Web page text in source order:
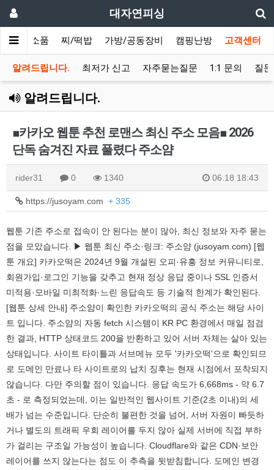
대자연피싱
채비/소품 찌/떡밥 가방/공동장비 캠핑난방 고객센터
알려드립니다. 최저가 신고 자주묻는질문 1:1 문의 질
알려드립니다.
■카카오 웹툰 추천 로맨스 최신 주소 모음■ 2026
단독 숨겨진 자료 풀렸다 주소얌
rider31 0 1340 06.18 18:43
https://jusoyam.com + 335
웹툰 기존 주소로 접속이 안 된다는 분이 많아, 최신 정보와 자주 묻는
점을 모았습니다. ▶ 웹툰 최신 주소·링크: 주소얌 (jusoyam.com) [웹
툰 개요] 카카오떡은 2024년 9월 개설된 오피·유흥 정보 커뮤니티로,
회원가입·로그인 기능을 갖추고 현재 정상 응답 중이나 SSL 인증서
미적용·모바일 미최적화·느린 응답속도 등 기술적 한계가 확인된다.
[웹툰 상세 안내] 주소얌이 확인한 카카오떡의 공식 주소는 해당 사이
트 입니다. 주소얌의 자동 fetch 시스템이 KR PC 환경에서 매일 점검
한 결과, HTTP 상태코드 200을 반환하고 있어 서버 자체는 살아 있는
상태입니다. 사이트 타이틀과 서브메뉴 모두 '카카오떡'으로 확인되므
로 도메인 만료나 타 사이트로의 납치 징후는 현재 시점에서 포착되지
않습니다. 다만 주의할 점이 있습니다. 응답 속도가 6,668ms - 약 6.7
초 - 로 측정되었는데, 이는 일반적인 웹사이트 기준(2초 이내)의 세
배가 넘는 수준입니다. 단순히 불편한 것을 넘어, 서버 자원이 빠듯하
거나 별도의 트래픽 우회 레이어를 두지 않아 실제 서버에 직접 부하
가 걸리는 구조일 가능성이 높습니다. Cloudflare와 같은 CDN·보안
레이어를 쓰지 않는다는 점도 이 추측을 뒷받침합니다. 도메인 변경